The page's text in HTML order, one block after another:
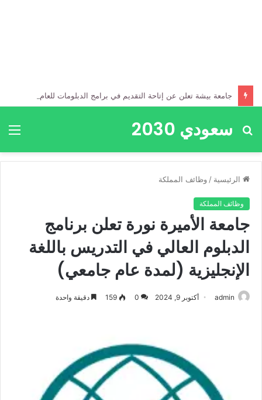
سعودي 2030
بحث
الرئيسية / وظائف المملكة
وظائف المملكة
جامعة الأميرة نورة تعلن برنامج
الدبلوم العالي في التدريس باللغة
الإنجليزية (لمدة عام جامعي)
admin أكتوبر 9, 2024 0
159 دقيقة واحدة